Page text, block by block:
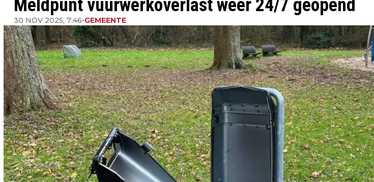
Meldpunt vuurwerkoverlast weer 24/7 geopend
30 NOV 2025, 7:46•GEMEENTE